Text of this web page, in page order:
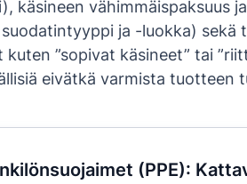
käsineen vähimmäispaksuus
ja -luokka) sekä
”sopivat käsineet” tai
eivätkä varmista tuotteen
(PPE):